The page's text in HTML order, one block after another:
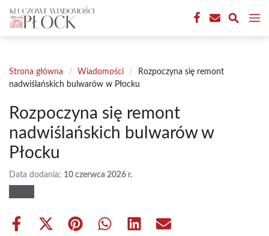
Przejdź
treści
Strona główna / Wiadomości /
Rozpoczyna się remont
nadwiślańskich bulwarów w Płocku
Rozpoczyna się remont
nadwiślańskich bulwarów w
Płocku
Data dodania: 10 czerwca 2026 r.
Share
Share Share Share Share Share